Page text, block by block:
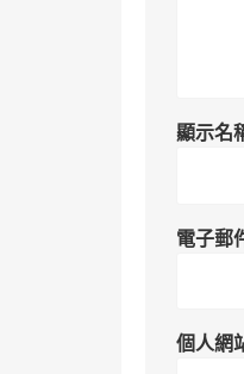
顯示名
電子郵
個人網